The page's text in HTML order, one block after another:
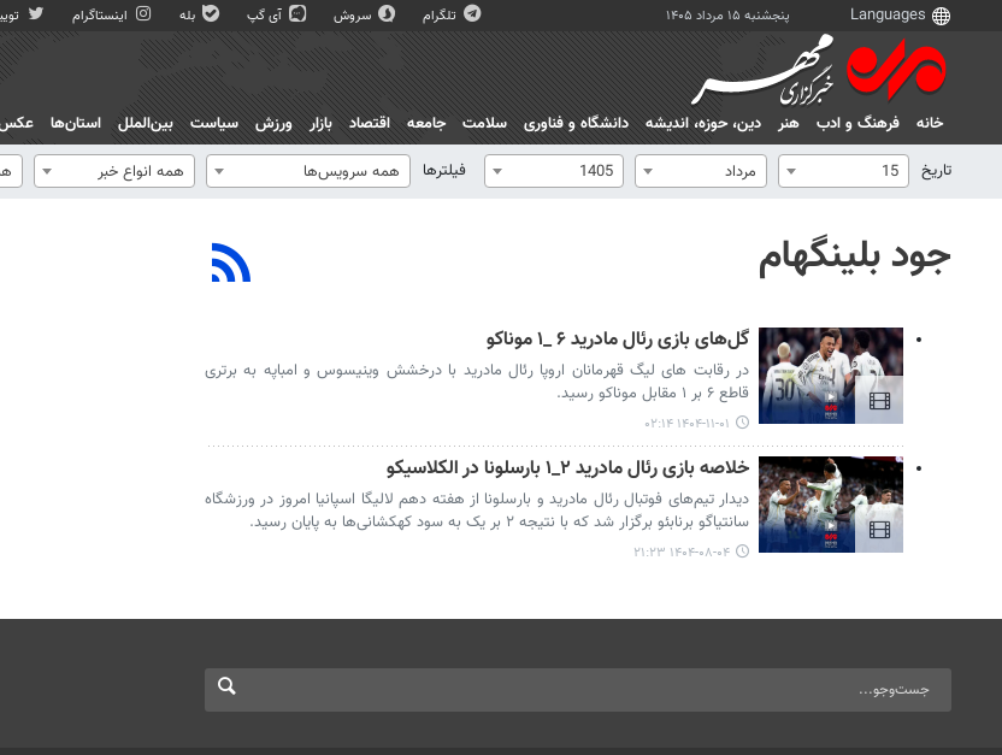
پنجشنبه ۱۵ مرداد ۱۴۰۵ تلگرام سروش آی گپ بله اینستاگرام
خانه فرهنگ و ادب هنر دين، حوزه، انديشه دانشگاه و فناوری سلامت جامعه اقتصاد بازار ورزش سیاست بین‌الملل استان‌ها
تاریخ
15 مرداد 1405 فیلترها همه سرویس‌ها همه انواع خبر
جود بلینگهام
گل‌های بازی رئال مادرید ۶ _۱ موناکو
در رقابت های لیگ قهرمانان اروپا رئال مادرید با درخشش وینیسوس و امباپه به برتری
قاطع ۶ بر ۱ مقابل موناکو رسید.
۱۴۰۴-۱۱-۰۱ ۰۲:۱۴
خلاصه بازی رئال مادرید ۲_۱ بارسلونا در الکلاسیکو
دیدار تیم‌های فوتبال رئال مادرید و بارسلونا از هفته دهم لالیگا اسپانیا امروز در ورزشگاه
سانتیاگو برنابئو برگزار شد که با نتیجه ۲ بر یک به سود کهکشانی‌ها به پایان رسید.
۱۴۰۴-۰۸-۰۴ ۲۱:۲۳